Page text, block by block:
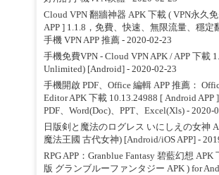
Cloud VPN 翻牆神器 APK 下載 ( VPN永久
APP ] 1.1.8，免費、快速、無限流量、穩定
手機 VPN APP 推薦- 2020-02-23
手機免費VPN - Cloud VPN APK / APP 下載
Unlimited) [Android]- 2020-02-23
手機開啟 PDF、Office 編輯 APP 推薦：
Editor APK 下載 10.13.24988 [ Android APP
PDF、Word(Doc)、PPT、Excel(Xls)- 2020-
日版剣と魔法のログレス いにしえの女神
魔法王國 古代女神) [Android/iOS APP]-
RPG APP：Granblue Fantasy 碧藍幻想 APK
版 グランブルーファンタジー APK ) for